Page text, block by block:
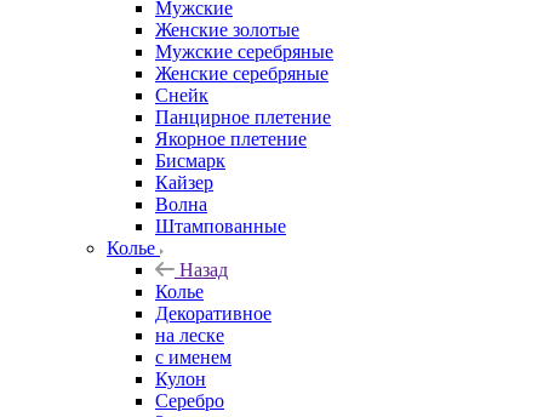
Мужские
Женские золотые
Мужские серебряные
Женские серебряные
Снейк
Панцирное плетение
Якорное плетение
Бисмарк
Кайзер
Волна
Штампованные
Колье
Назад
Колье
Декоративное
на леске
с именем
Кулон
Серебро